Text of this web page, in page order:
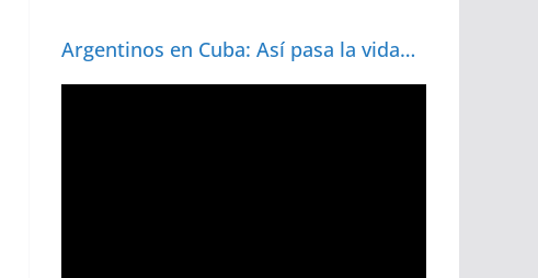
Argentinos en Cuba: Así pasa la vida…